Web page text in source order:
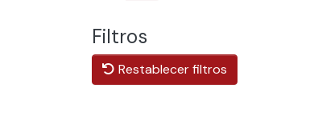
Filtros
Restablecer filtros